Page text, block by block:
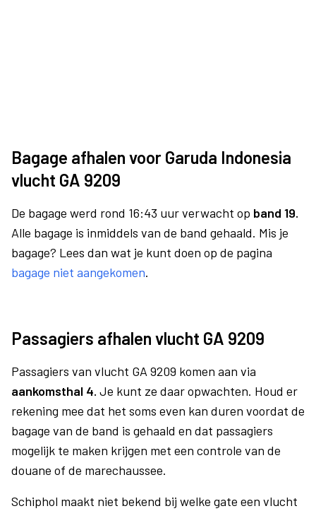
Bagage afhalen voor Garuda Indonesia
vlucht GA 9209
De bagage werd rond 16:43 uur verwacht op band 19.
Alle bagage is inmiddels van de band gehaald. Mis je
bagage? Lees dan wat je kunt doen op de pagina
bagage niet aangekomen.
Passagiers afhalen vlucht GA 9209
Passagiers van vlucht GA 9209 komen aan via
aankomsthal 4. Je kunt ze daar opwachten. Houd er
rekening mee dat het soms even kan duren voordat de
bagage van de band is gehaald en dat passagiers
mogelijk te maken krijgen met een controle van de
douane of de marechaussee.
Schiphol maakt niet bekend bij welke gate een vlucht